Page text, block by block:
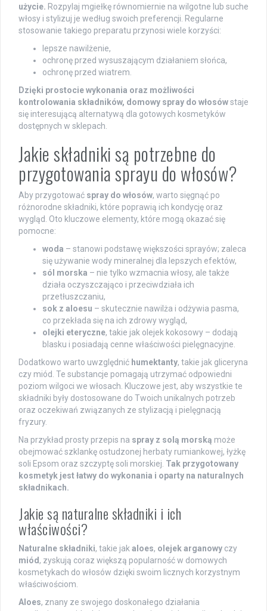
użycie. Rozpylaj mgiełkę równomiernie na wilgotne lub suche
włosy i stylizuj je według swoich preferencji. Regularne
stosowanie takiego preparatu przynosi wiele korzyści:
lepsze nawilżenie,
ochronę przed wysuszającym działaniem słońca,
ochronę przed wiatrem.
Dzięki prostocie wykonania oraz możliwości
kontrolowania składników, domowy spray do włosówstaje
się interesującą alternatywą dla gotowych kosmetyków
dostępnych w sklepach.
Jakie składniki są potrzebne do
przygotowania sprayu do włosów?
Aby przygotować spray do włosów, warto sięgnąć po
różnorodne składniki, które poprawią ich kondycję oraz
wygląd. Oto kluczowe elementy, które mogą okazać się
pomocne:
woda – stanowi podstawę większości sprayów; zaleca
się używanie wody mineralnej dla lepszych efektów,
sól morska – nie tylko wzmacnia włosy, ale także
działa oczyszczająco i przeciwdziała ich
przetłuszczaniu,
sok z aloesu – skutecznie nawilża i odżywia pasma,
co przekłada się na ich zdrowy wygląd,
olejki eteryczne, takie jak olejek kokosowy – dodają
blasku i posiadają cenne właściwości pielęgnacyjne.
Dodatkowo warto uwzględnić humektanty, takie jak gliceryna
czy miód. Te substancje pomagają utrzymać odpowiedni
poziom wilgoci we włosach. Kluczowe jest, aby wszystkie te
składniki były dostosowane do Twoich unikalnych potrzeb
oraz oczekiwań związanych ze stylizacją i pielęgnacją
fryzury.
Na przykład prosty przepis na spray z solą morską może
obejmować szklankę ostudzonej herbaty rumiankowej, łyżkę
soli Epsom oraz szczyptę soli morskiej. Tak przygotowany
kosmetyk jest łatwy do wykonania i oparty na naturalnych
składnikach.
Jakie są naturalne składniki i ich
właściwości?
Naturalne składniki, takie jak aloes, olejek arganowy czy
miód, zyskują coraz większą popularność w domowych
kosmetykach do włosów dzięki swoim licznych korzystnym
właściwościom.
Aloes, znany ze swojego doskonałego działania